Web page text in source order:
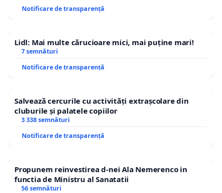
Notificare de transparență
Lidl: Mai multe cărucioare mici, mai puține mari!
7 semnături
Notificare de transparență
Salvează cercurile cu activități extrașcolare din
cluburile și palatele copiilor
3 338 semnături
Notificare de transparență
Propunem reinvestirea d-nei Ala Nemerenco in
functia de Ministru al Sanatatii
56 semnături